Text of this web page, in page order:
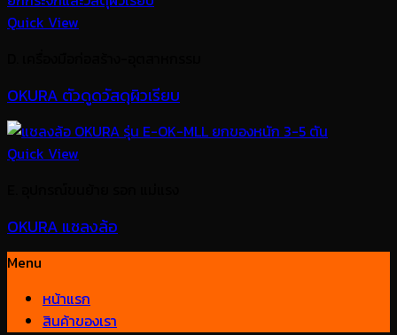
Quick View
OKURA ตัวดูดวัสดุผิวเรียบ
Quick View
OKURA แชลงล้อ
Menu
หน้าแรก
สินค้าของเรา